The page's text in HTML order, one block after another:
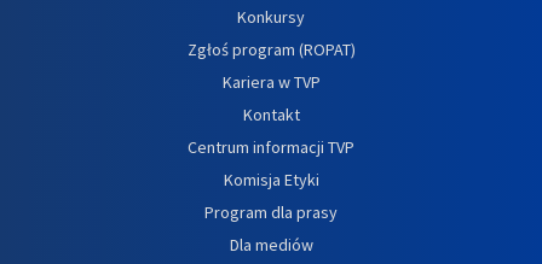
Konkursy
Zgłoś program (ROPAT)
Kariera w TVP
Kontakt
Centrum informacji TVP
Komisja Etyki
Program dla prasy
Dla mediów